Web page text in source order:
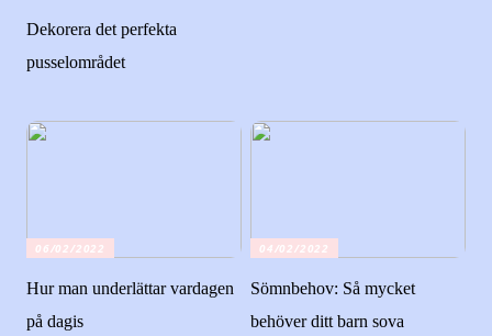
Dekorera det perfekta
pusselområdet
06/02/2022
Hur man underlättar vardagen
på dagis
04/02/2022
Sömnbehov: Så mycket
behöver ditt barn sova